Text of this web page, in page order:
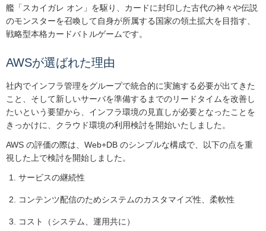
艦「スカイガレ オン」を駆り、カードに封印した古代の神々や伝説
のモンスターを召喚して自身が所属する国家の領土拡大を目指す、
戦略型本格カードバトルゲームです。
AWSが選ばれた理由
社内でインフラ管理をグループで統合的に実施する必要が出てきた
こと、そして新しいサーバを準備するまでのリードタイムを改善し
たいという要望から、インフラ環境の見直しが必要となったことを
きっかけに、クラウド環境の利用検討を開始いたしました。
AWS の評価の際は、Web+DB のシンプルな構成で、以下の点を重
視した上で検討を開始しました。
サービスの継続性
コンテンツ配信のためシステムのカスタマイズ性、柔軟性
コスト（システム、運用共に）